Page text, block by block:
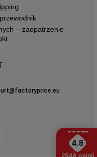
– zaopatrzenie
4.8
2548 opinii